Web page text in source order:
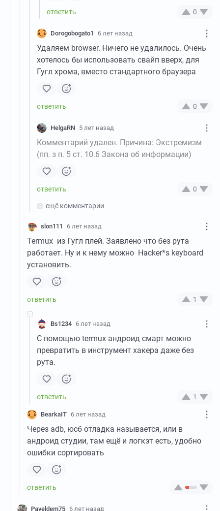
0
Dorogobogato1 6 лет назад
Удаляем browser. Ничего не удалилось. Очень
хотелось бы использовать свайп вверх, для
Гугл хрома, вместо стандартного браузера
0
HelgaRN 5 лет назад
Комментарий удален. Причина: Экстремизм
(пп. з п. 5 ст. 10.6 Закона об информации)
0
ещё комментарии
slon111 6 лет назад
Termux из Гугл плей. Заявлено что без рута
работает. Ну и к нему можно Hacker*s keyboard
установить.
1
Bs1234 6 лет назад
С помощью termux андроид смарт можно
превратить в инструмент хакера даже без
рута.
1
BearkaIT 6 лет назад
Через adb, юсб отладка называется, или в
андроид студии, там ещё и логкэт есть, удобно
ошибки сортировать
Paveldem75 6 лет назад